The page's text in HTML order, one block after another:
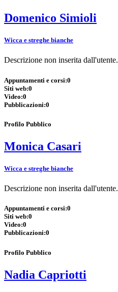
Domenico Simioli
Wicca e streghe bianche
Descrizione non inserita dall'utente.
Appuntamenti e corsi:0
Siti web:0
Video:0
Pubblicazioni:0
Profilo Pubblico
Monica Casari
Wicca e streghe bianche
Descrizione non inserita dall'utente.
Appuntamenti e corsi:0
Siti web:0
Video:0
Pubblicazioni:0
Profilo Pubblico
Nadia Capriotti